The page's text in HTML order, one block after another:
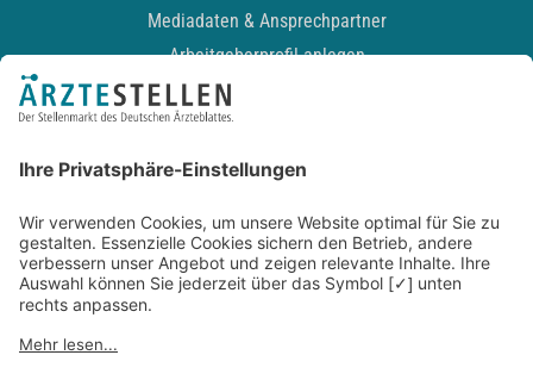
Mediadaten & Ansprechpartner
Arbeitgeberprofil anlegen
Recruiting-Podcast
Kontakt
Datenschutz
Newsletter